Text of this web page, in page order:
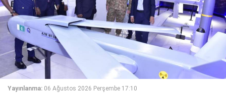
Yayınlanma: 06 Ağustos 2026 Perşembe 17:10